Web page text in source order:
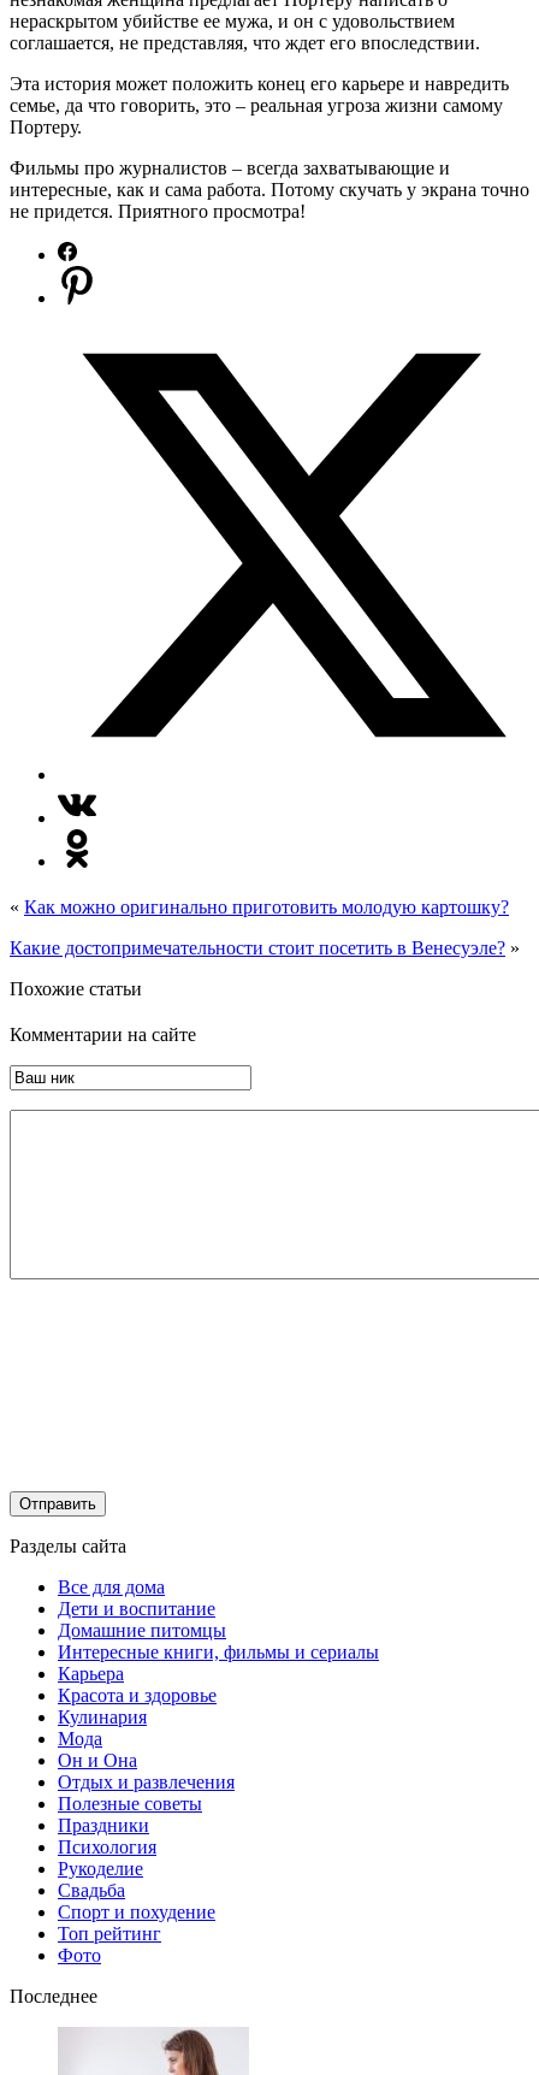
нераскрытом убийстве ее мужа, и он с удовольствием
соглашается, не представляя, что ждет его впоследствии.
Эта история может положить конец его карьере и навредить
семье, да что говорить, это – реальная угроза жизни самому
Портеру.
Фильмы про журналистов – всегда захватывающие и
интересные, как и сама работа. Потому скучать у экрана точно
не придется. Приятного просмотра!
« Как можно оригинально приготовить молодую картошку?
Какие достопримечательности стоит посетить в Венесуэле? »
Похожие статьи
Комментарии на сайте
Разделы сайта
Все для дома
Дети и воспитание
Домашние питомцы
Интересные книги, фильмы и сериалы
Карьера
Красота и здоровье
Кулинария
Мода
Он и Она
Отдых и развлечения
Полезные советы
Праздники
Психология
Рукоделие
Свадьба
Спорт и похудение
Топ рейтинг
Фото
Последнее